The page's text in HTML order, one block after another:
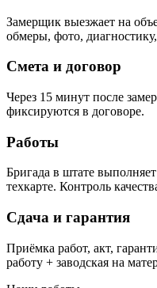
Замерщик выезжает на
обмеры, фото,
Смета и договор
Через 15 минут после
фиксируются в договоре.
Работы
Бригада в штате
техкарте. Контроль
Сдача и гарантия
Приёмка работ, акт,
работу + заводская на